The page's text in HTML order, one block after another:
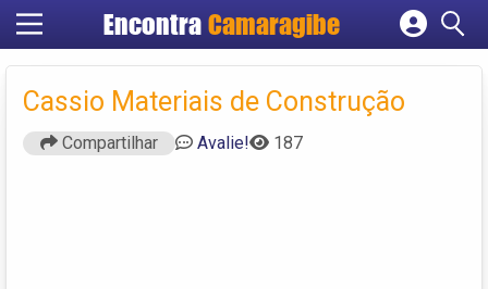
Encontra Camaragibe
Cadastrar empresa
Criar conta
Cassio Materiais de Construção
Compartilhar Avalie! 187